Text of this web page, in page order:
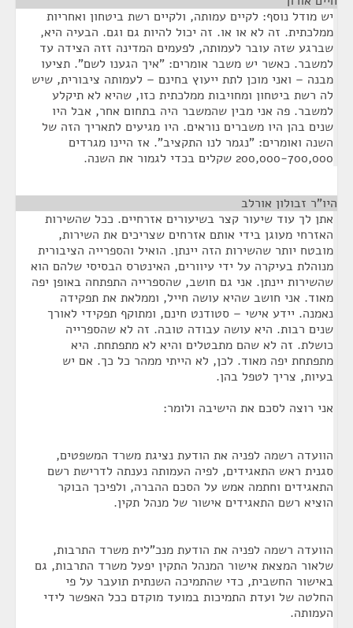
יש מודל נוסף: לקיים עמותה, ולקיים רשת ביטחון ואחריות
ממלכתית. זה לא או או. זה יכול להיות גם וגם. הבעיה היא,
שברגע שזה עובר לעמותה, לפעמים המדינה זזה הצידה עד
למשבר. כאשר יש משבר אומרים: "איך הגענו לשם". תציעו
מבנה – ואני מוכן לתת ייעוץ בחינם – לעמותה ציבורית, שיש
לה רשת ביטחון ומחויבות ממלכתית כזו, שהיא לא תיקלע
למשבר. פה אני מבין שהמשבר היה בתחום אחר, אבל היו
שנים בהן היו משברים נוראים. היו מגיעים לתאריך הזה של
השנה ואומרים: "נגמר לנו התקציב". אז היינו מגרדים
200,000-700,000 שקלים בכדי לגמור את השנה.
היו"ר זבולון אורלב
אתן לך עוד שיעור קצר בשיעורים אזרחיים. ככל שהשירות
האזרחי מעוגן בידי אותם אזרחים שצריכים את השירות,
מובטח יותר שהשירות הזה יינתן. הואיל והספרייה הציבורית
מנוהלת בעיקרה על ידי עיוורים, האינטרס הבסיסי שלהם הוא
שהשירות יינתן. אני גם חושב, שהספרייה התפתחה באופן יפה
מאוד. אני חושב שהיא עושה חייל, וממלאת את תפקידה
נאמנה. יידע אישי – סטודנט חינם, ומתוקף תפקידי לאורך
שנים רבות. היא עושה עבודה טובה. זה לא שהספרייה
כושלת. זה לא שהם מתבטלים והיא לא מתפתחת. היא
מתפתחת יפה מאוד. לכן, לא הייתי ממהר כל כך. אם יש
בעיות, צריך לטפל בהן.
אני רוצה לסכם את הישיבה ולומר:
הוועדה רשמה לפניה את הודעת נציגת משרד המשפטים,
סגנית ראש התאגידים, לפיה העמותה נענתה לדרישת רשם
התאגידים וחתמה אמש על הסכם ההברה, ולפיכך הבוקר
הוציא רשם התאגידים אישור של מנהל תקין.
הוועדה רשמה לפניה את הודעת מנכ"לית משרד התרבות,
שלאור המצאת אישור המנהל התקין יפעל משרד התרבות, גם
באישור החשבית, כדי שהתמיכה השנתית תועבר על פי
החלטה של ועדת התמיכות במועד מוקדם ככל האפשר לידי
העמותה.